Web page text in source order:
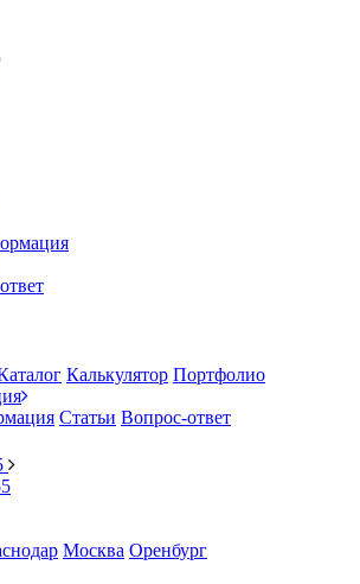
Калькулятор Портфолио
Статьи Вопрос-ответ
Москва Оренбург